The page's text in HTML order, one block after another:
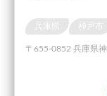
〒655-0852 兵庫県